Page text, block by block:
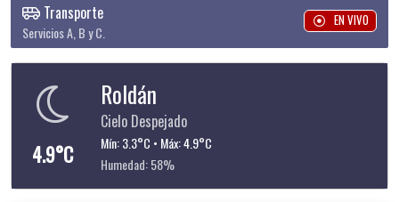
Transporte
Servicios A, B y C.
EN VIVO
4.9°C
Roldán
Cielo Despejado
Mín: 3.3°C • Máx: 4.9°C
Humedad: 58%